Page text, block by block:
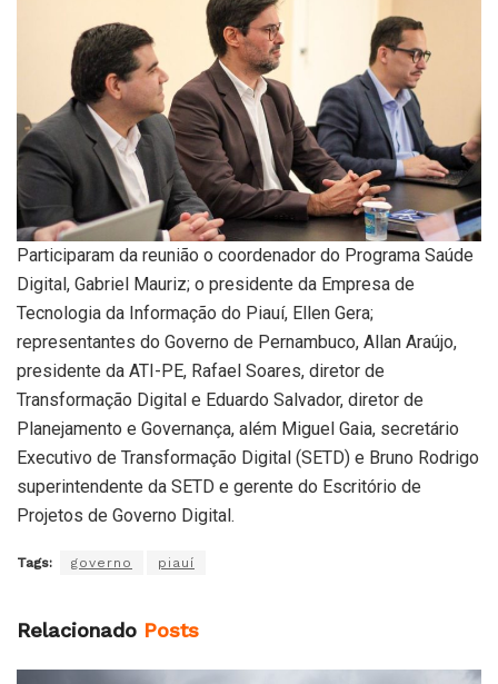
Participaram da reunião o coordenador do Programa Saúde
Digital, Gabriel Mauriz; o presidente da Empresa de
Tecnologia da Informação do Piauí, Ellen Gera;
representantes do Governo de Pernambuco, Allan Araújo,
presidente da ATI-PE, Rafael Soares, diretor de
Transformação Digital e Eduardo Salvador, diretor de
Planejamento e Governança, além Miguel Gaia, secretário
Executivo de Transformação Digital (SETD) e Bruno Rodrigo
superintendente da SETD e gerente do Escritório de
Projetos de Governo Digital.
Tags: governo piauí
Relacionado Posts